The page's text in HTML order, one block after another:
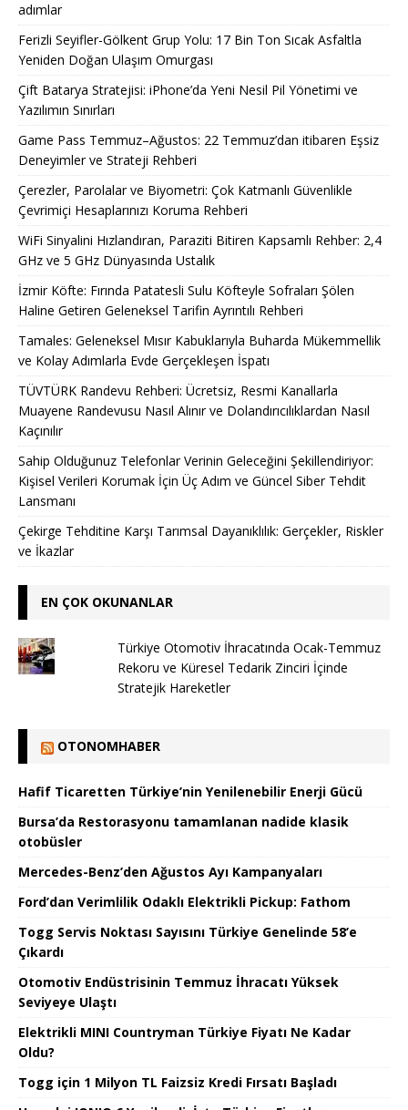
adımlar
Ferizli Seyifler-Gölkent Grup Yolu: 17 Bin Ton Sıcak Asfaltla
Yeniden Doğan Ulaşım Omurgası
Çift Batarya Stratejisi: iPhone’da Yeni Nesil Pil Yönetimi ve
Yazılımın Sınırları
Game Pass Temmuz–Ağustos: 22 Temmuz’dan itibaren Eşsiz
Deneyimler ve Strateji Rehberi
Çerezler, Parolalar ve Biyometri: Çok Katmanlı Güvenlikle
Çevrimiçi Hesaplarınızı Koruma Rehberi
WiFi Sinyalini Hızlandıran, Paraziti Bitiren Kapsamlı Rehber: 2,4
GHz ve 5 GHz Dünyasında Ustalık
İzmir Köfte: Fırında Patatesli Sulu Köfteyle Sofraları Şölen
Haline Getiren Geleneksel Tarifin Ayrıntılı Rehberi
Tamales: Geleneksel Mısır Kabuklarıyla Buharda Mükemmellik
ve Kolay Adımlarla Evde Gerçekleşen İspatı
TÜVTÜRK Randevu Rehberi: Ücretsiz, Resmi Kanallarla
Muayene Randevusu Nasıl Alınır ve Dolandırıcılıklardan Nasıl
Kaçınılır
Sahip Olduğunuz Telefonlar Verinin Geleceğini Şekillendiriyor:
Kişisel Verileri Korumak İçin Üç Adım ve Güncel Siber Tehdit
Lansmanı
Çekirge Tehditine Karşı Tarımsal Dayanıklılık: Gerçekler, Riskler
ve İkazlar
EN ÇOK OKUNANLAR
Türkiye Otomotiv İhracatında Ocak-Temmuz
Rekoru ve Küresel Tedarik Zinciri İçinde
Stratejik Hareketler
OTONOMHABER
Hafif Ticaretten Türkiye’nin Yenilenebilir Enerji Gücü
Bursa’da Restorasyonu tamamlanan nadide klasik
otobüsler
Mercedes-Benz’den Ağustos Ayı Kampanyaları
Ford’dan Verimlilik Odaklı Elektrikli Pickup: Fathom
Togg Servis Noktası Sayısını Türkiye Genelinde 58’e
Çıkardı
Otomotiv Endüstrisinin Temmuz İhracatı Yüksek
Seviyeye Ulaştı
Elektrikli MINI Countryman Türkiye Fiyatı Ne Kadar
Oldu?
Togg için 1 Milyon TL Faizsiz Kredi Fırsatı Başladı